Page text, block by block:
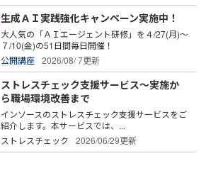
生成ＡＩ実践強化キャンペーン実施中！
大人気の「ＡＩエージェント研修」を４/27(月)～
７/10(金)の51日間毎日開催！
公開講座
2026/08/ 7更新
ストレスチェック支援サービス～実施か
ら職場環境改善まで
インソースのストレスチェック支援サービスをご
紹介します。本サービスでは、...
ストレスチェック
2026/06/29更新